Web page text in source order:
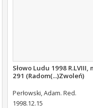
Słowo Ludu 1998 R.LVIII,
291 (Radom(...)Zwoleń)
Perłowski, Adam. Red.
1998.12.15